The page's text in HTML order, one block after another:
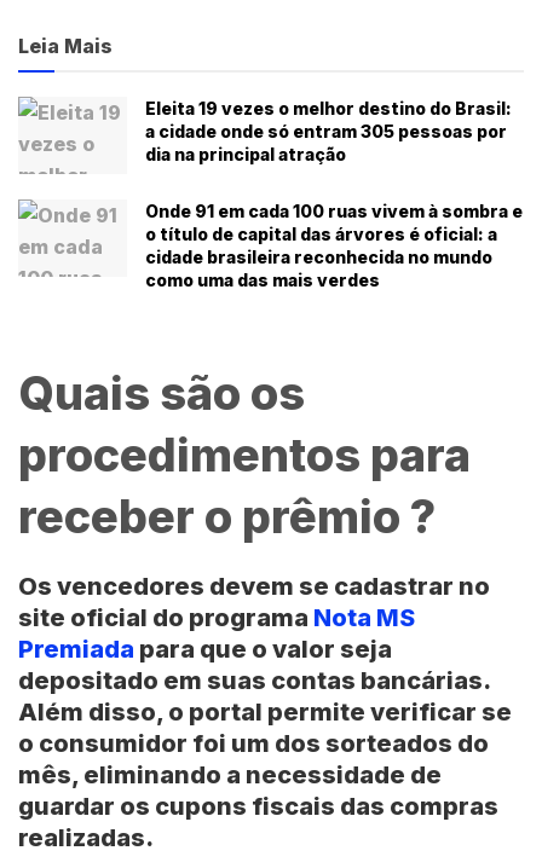
Leia Mais
Eleita 19 vezes o melhor destino do Brasil:
a cidade onde só entram 305 pessoas por
dia na principal atração
Onde 91 em cada 100 ruas vivem à sombra e
o título de capital das árvores é oficial: a
cidade brasileira reconhecida no mundo
como uma das mais verdes
Quais são os
procedimentos para
receber o prêmio ?
Os vencedores devem se cadastrar no
site oficial do programa Nota MS
Premiada para que o valor seja
depositado em suas contas bancárias.
Além disso, o portal permite verificar se
o consumidor foi um dos sorteados do
mês, eliminando a necessidade de
guardar os cupons fiscais das compras
realizadas.